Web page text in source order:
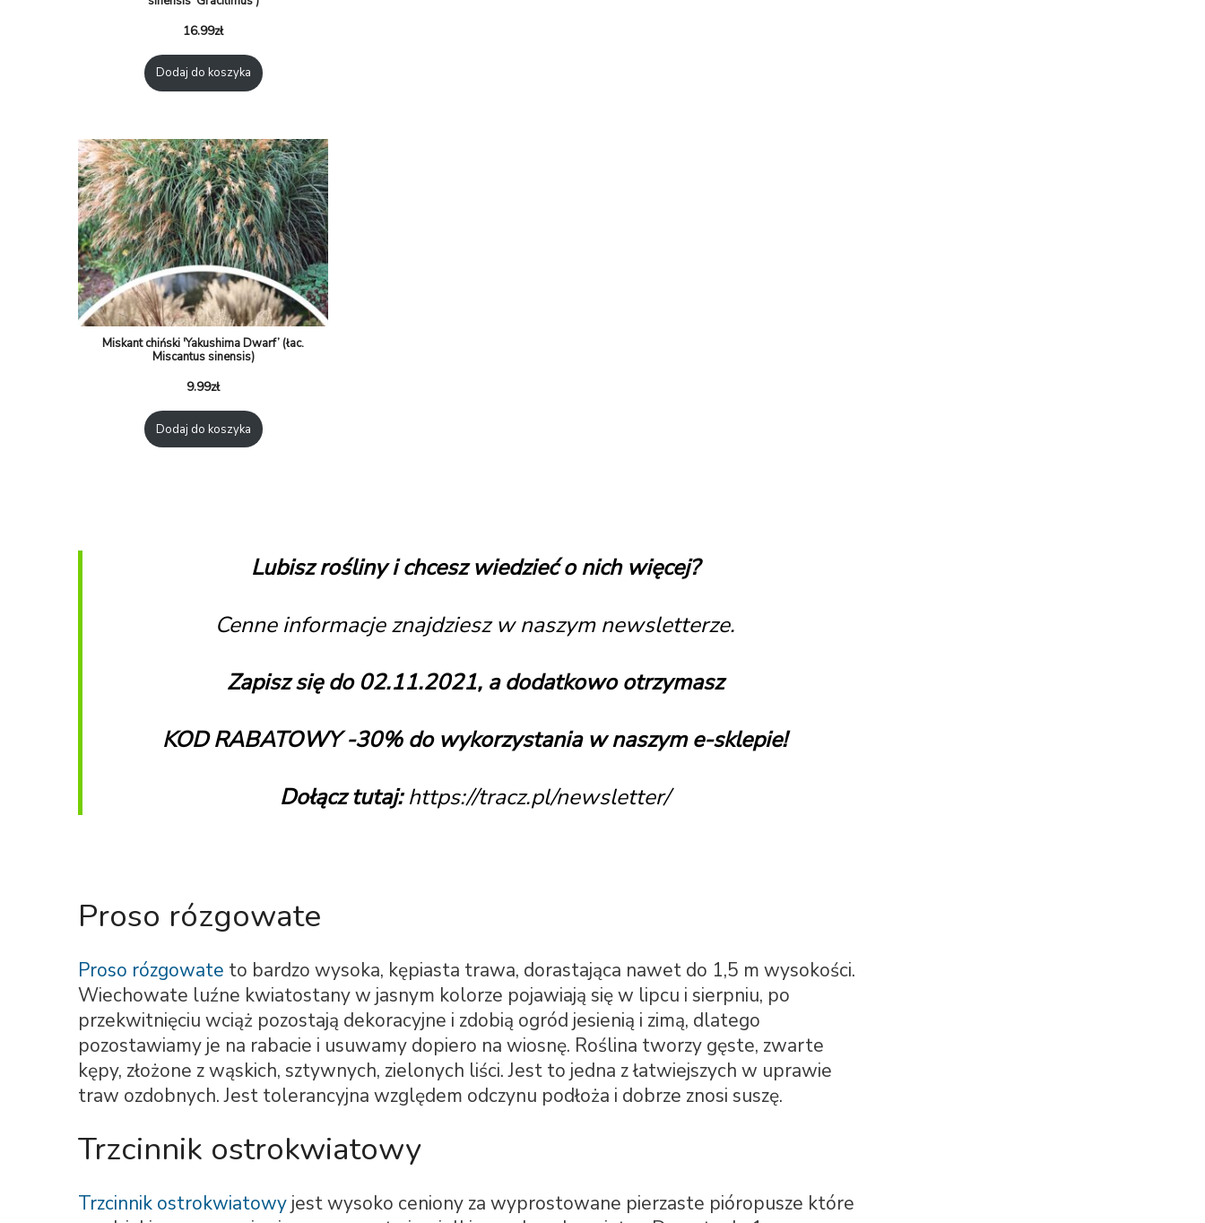
16.99zł
Dodaj do koszyka
Miskant chiński 'Yakushima Dwarf’ (łac.
Miscantus sinensis)
9.99zł
Dodaj do koszyka
Lubisz rośliny i chcesz wiedzieć o nich więcej?
Cenne informacje znajdziesz w naszym newsletterze.
Zapisz się do 02.11.2021, a dodatkowo otrzymasz
KOD RABATOWY -30% do wykorzystania w naszym e-sklepie!
Dołącz tutaj: https://tracz.pl/newsletter/
Proso rózgowate
Proso rózgowate to bardzo wysoka, kępiasta trawa, dorastająca nawet do 1,5 m wysokości.
Wiechowate luźne kwiatostany w jasnym kolorze pojawiają się w lipcu i sierpniu, po
przekwitnięciu wciąż pozostają dekoracyjne i zdobią ogród jesienią i zimą, dlatego
pozostawiamy je na rabacie i usuwamy dopiero na wiosnę. Roślina tworzy gęste, zwarte
kępy, złożone z wąskich, sztywnych, zielonych liści. Jest to jedna z łatwiejszych w uprawie
traw ozdobnych. Jest tolerancyjna względem odczynu podłoża i dobrze znosi suszę.
Trzcinnik ostrokwiatowy
Trzcinnik ostrokwiatowy jest wysoko ceniony za wyprostowane pierzaste pióropusze które